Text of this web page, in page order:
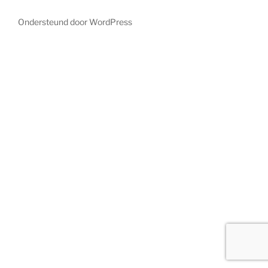
Ondersteund door WordPress